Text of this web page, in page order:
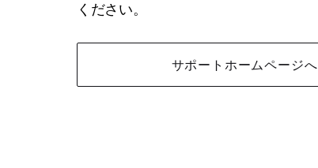
ください。
サポートホームページへ